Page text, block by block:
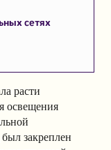
сетях
расти
освещения
закреплен